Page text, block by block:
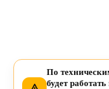
По
будет